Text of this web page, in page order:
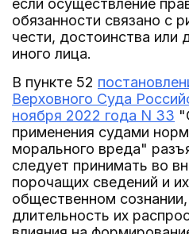
если осуществление
обязанности связано с
чести, достоинства или
иного лица.
В пункте 52
Верховного Суда
ноября 2022 года N 33
применения судами
морального вреда"
следует принимать во
порочащих сведений и
общественном
длительность их